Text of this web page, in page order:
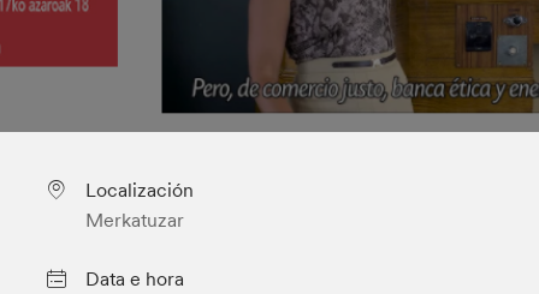
Localización
Merkatuzar
Data e hora